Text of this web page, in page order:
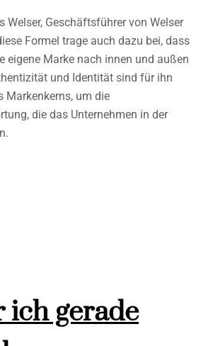
Welser, Geschäftsführer von Welser
Formel trage auch dazu bei, dass
eigene Marke nach innen und außen
und Identität sind für ihn
Markenkerns, um die
die das Unternehmen in der
gerade